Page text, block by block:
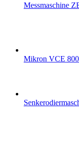
Messmaschine
Mikron VCE